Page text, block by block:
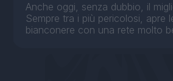
Anche oggi, senza dubbio, il
Sempre tra i più pericolosi, apre
bianconere con una rete molto